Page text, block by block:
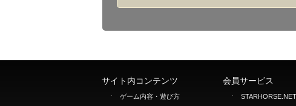
サイト内コンテンツ
ゲーム内容・遊び方
会員サービス
STARHORSE.NET